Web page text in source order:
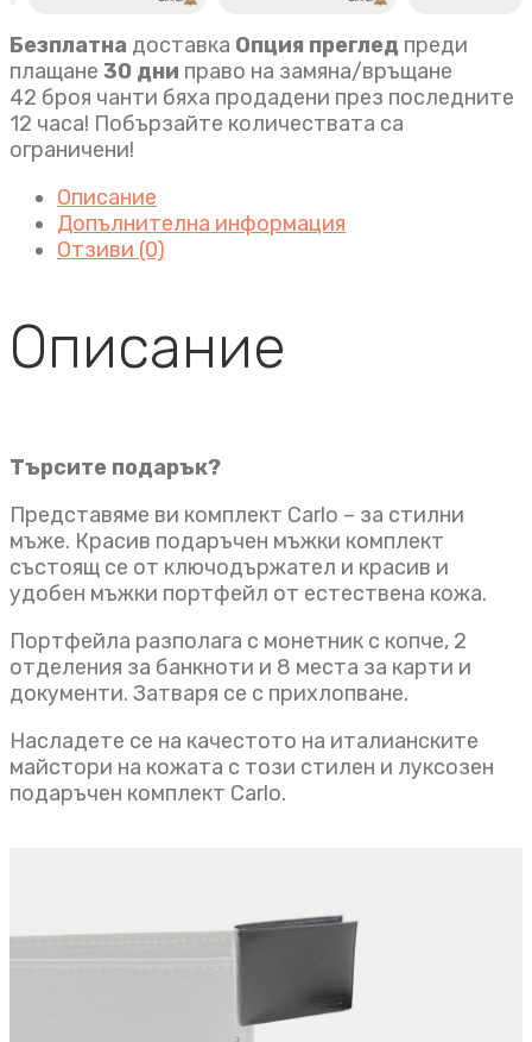
Безплатна доставка Опция преглед преди
плащане 30 дни право на замяна/връщане
42 броя чанти бяха продадени през последните
12 часа! Побързайте количествата са
ограничени!
Описание
Допълнителна информация
Отзиви (0)
Описание
Търсите подарък?
Представяме ви комплект Carlo – за стилни
мъже. Красив подаръчен мъжки комплект
състоящ се от ключодържател и красив и
удобен мъжки портфейл от естествена кожа.
Портфейла разполага с монетник с копче, 2
отделения за банкноти и 8 места за карти и
документи. Затваря се с прихлопване.
Насладете се на качестото на италианските
майстори на кожата с този стилен и луксозен
подаръчен комплект Carlo.